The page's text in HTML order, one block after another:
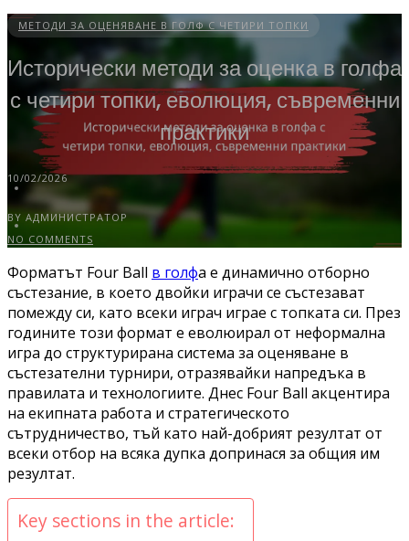
МЕТОДИ ЗА ОЦЕНЯВАНЕ В ГОЛФ С ЧЕТИРИ ТОПКИ
Исторически методи за оценка в голфа
с четири топки, еволюция, съвременни
практики
10/02/2026
BY АДМИНИСТРАТОР
NO COMMENTS
Форматът Four Ball в голфа е динамично отборно
състезание, в което двойки играчи се състезават
помежду си, като всеки играч играе с топката си. През
годините този формат е еволюирал от неформална
игра до структурирана система за оценяване в
състезателни турнири, отразявайки напредъка в
правилата и технологиите. Днес Four Ball акцентира
на екипната работа и стратегическото
сътрудничество, тъй като най-добрият резултат от
всеки отбор на всяка дупка допринася за общия им
резултат.
Key sections in the article: